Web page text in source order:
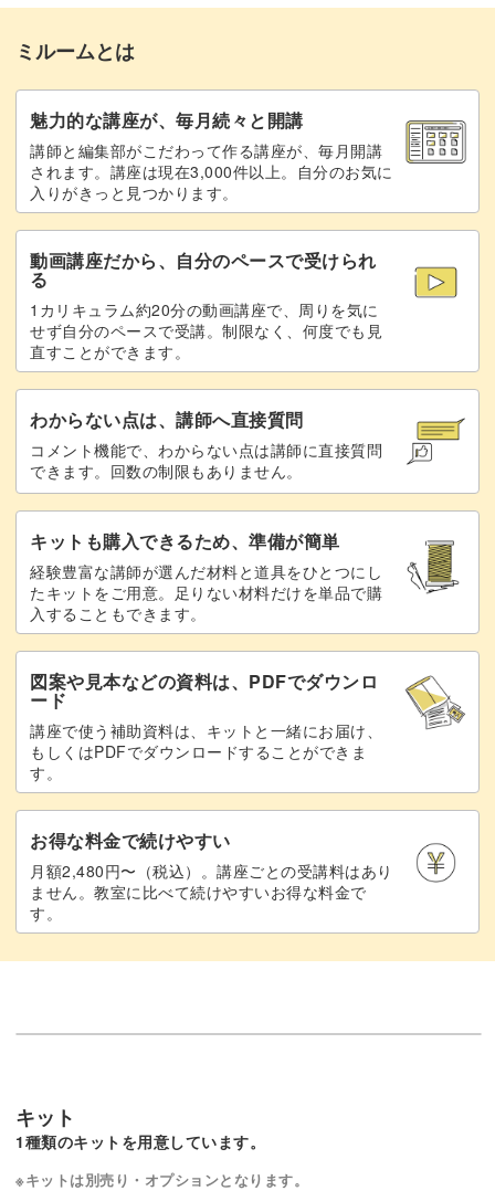
汎用性が高いアイテムに仕上がると、作り甲斐があります
よね♪
アイロンのかけ方から縫い方まで丁寧に解説するので、初
心者さんもぜひチャレンジしてくださいね！
大きな刺繍作品ですが、ご自身のペースで進めていただけ
れば大丈夫です♪
一緒に楽しんで作業していきましょう！
返し口を縫い袋口を整える 23:20
ひも通し口を固定する
ミシンで2周縫う
全体にアイロンをかける 30:05
ひも通し口にリボンを通す 30:56
完成♪ 33:57
ミルームとは
魅力的な講座が、毎月続々と開講
講師と編集部がこだわって作る講座が、毎月開講
されます。講座は現在3,000件以上。自分のお気に
入りがきっと見つかります。
動画講座だから、自分のペースで受けられ
る
1カリキュラム約20分の動画講座で、周りを気に
せず自分のペースで受講。制限なく、何度でも見
直すことができます。
わからない点は、講師へ直接質問
コメント機能で、わからない点は講師に直接質問
できます。回数の制限もありません。
キットも購入できるため、準備が簡単
経験豊富な講師が選んだ材料と道具をひとつにし
たキットをご用意。足りない材料だけを単品で購
入することもできます。
図案や見本などの資料は、PDFでダウンロ
ード
講座で使う補助資料は、キットと一緒にお届け、
もしくはPDFでダウンロードすることができま
す。
お得な料金で続けやすい
月額2,480円〜（税込）。講座ごとの受講料はあり
ません。教室に比べて続けやすいお得な料金で
す。
キット
1種類のキットを用意しています。
※キットは別売り・オプションとなります。